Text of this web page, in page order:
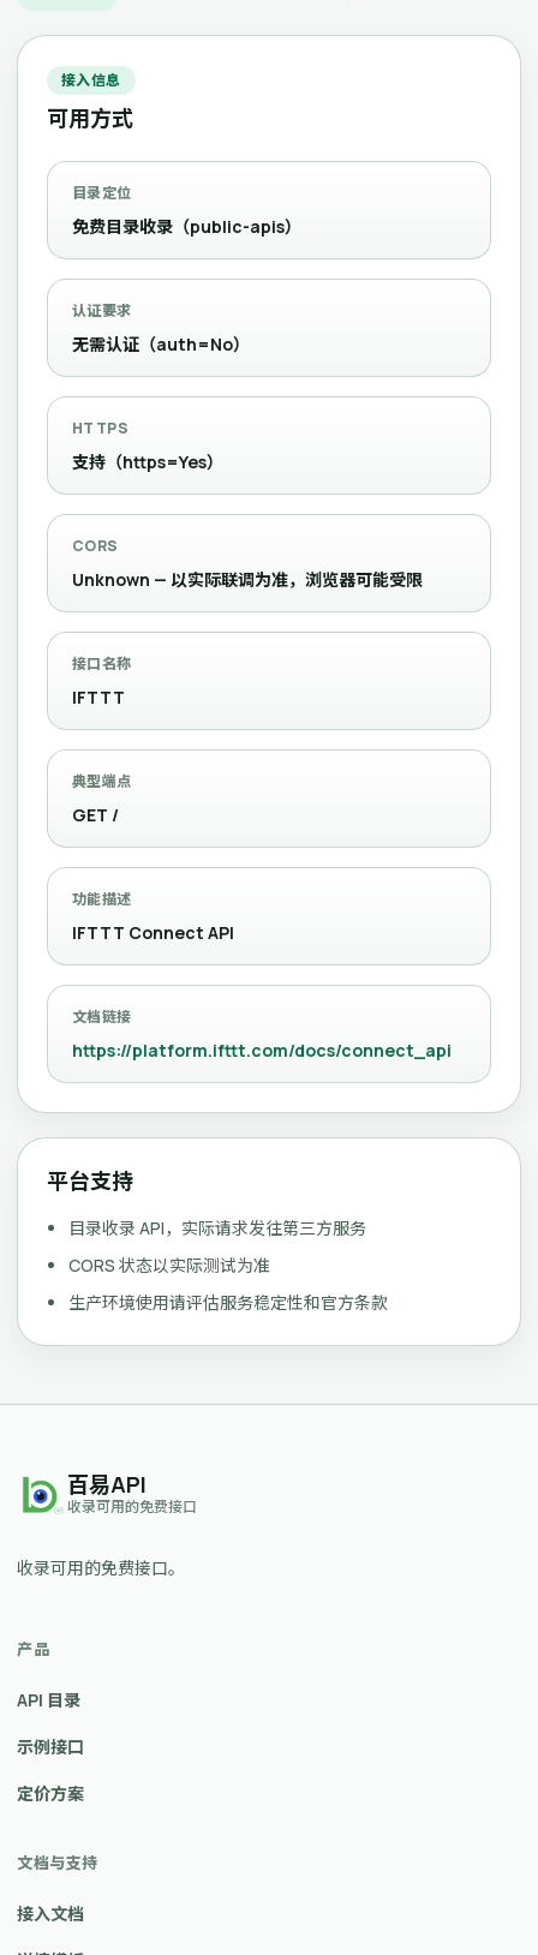
接入信息
可用方式
目录定位
免费目录收录（public-apis）
认证要求
无需认证（auth=No）
HTTPS
支持（https=Yes）
CORS
Unknown — 以实际联调为准，浏览器可能受限
接口名称
IFTTT
典型端点
GET /
功能描述
IFTTT Connect API
文档链接
https://platform.ifttt.com/docs/connect_api
平台支持
目录收录 API，实际请求发往第三方服务
CORS 状态以实际测试为准
生产环境使用请评估服务稳定性和官方条款
百易API
收录可用的免费接口
收录可用的免费接口。
产品
API 目录
示例接口
定价方案
文档与支持
接入文档